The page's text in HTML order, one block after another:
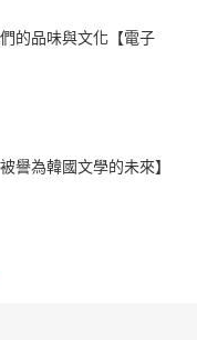
的品味與文化【電子
譽為韓國文學的未來】